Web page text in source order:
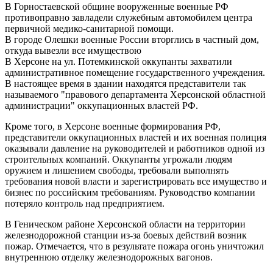
В Горностаевской общине вооруженные военные РФ
противоправно завладели служебным автомобилем центра
первичной медико-санитарной помощи.
В городе Олешки военные России вторглись в частный дом,
откуда вывезли все имуществою
В Херсоне на ул. Потемкинской оккупанты захватили
административное помещение государственного учреждения.
В настоящее время в здании находятся представители так
называемого "правового департамента Херсонской областной
администрации" оккупационных властей РФ.
Кроме того, в Херсоне военные формирования РФ,
представители оккупационных властей и их военная полиция
оказывали давление на руководителей и работников одной из
строительных компаний. Оккупанты угрожали людям
оружием и лишением свободы, требовали выполнять
требования новой власти и зарегистрировать все имущество и
бизнес по российским требованиям. Руководство компании
потеряло контроль над предприятием.
В Геническом районе Херсонской области на территории
железнодорожной станции из-за боевых действий возник
пожар. Отмечается, что в результате пожара огонь уничтожил
внутреннюю отделку железнодорожных вагонов.